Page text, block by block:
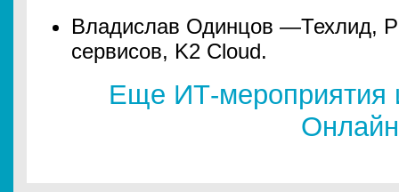
Владислав Одинцов —Техлид,
сервисов, K2 Cloud.
Еще ИТ-мероприятия
Онлайн